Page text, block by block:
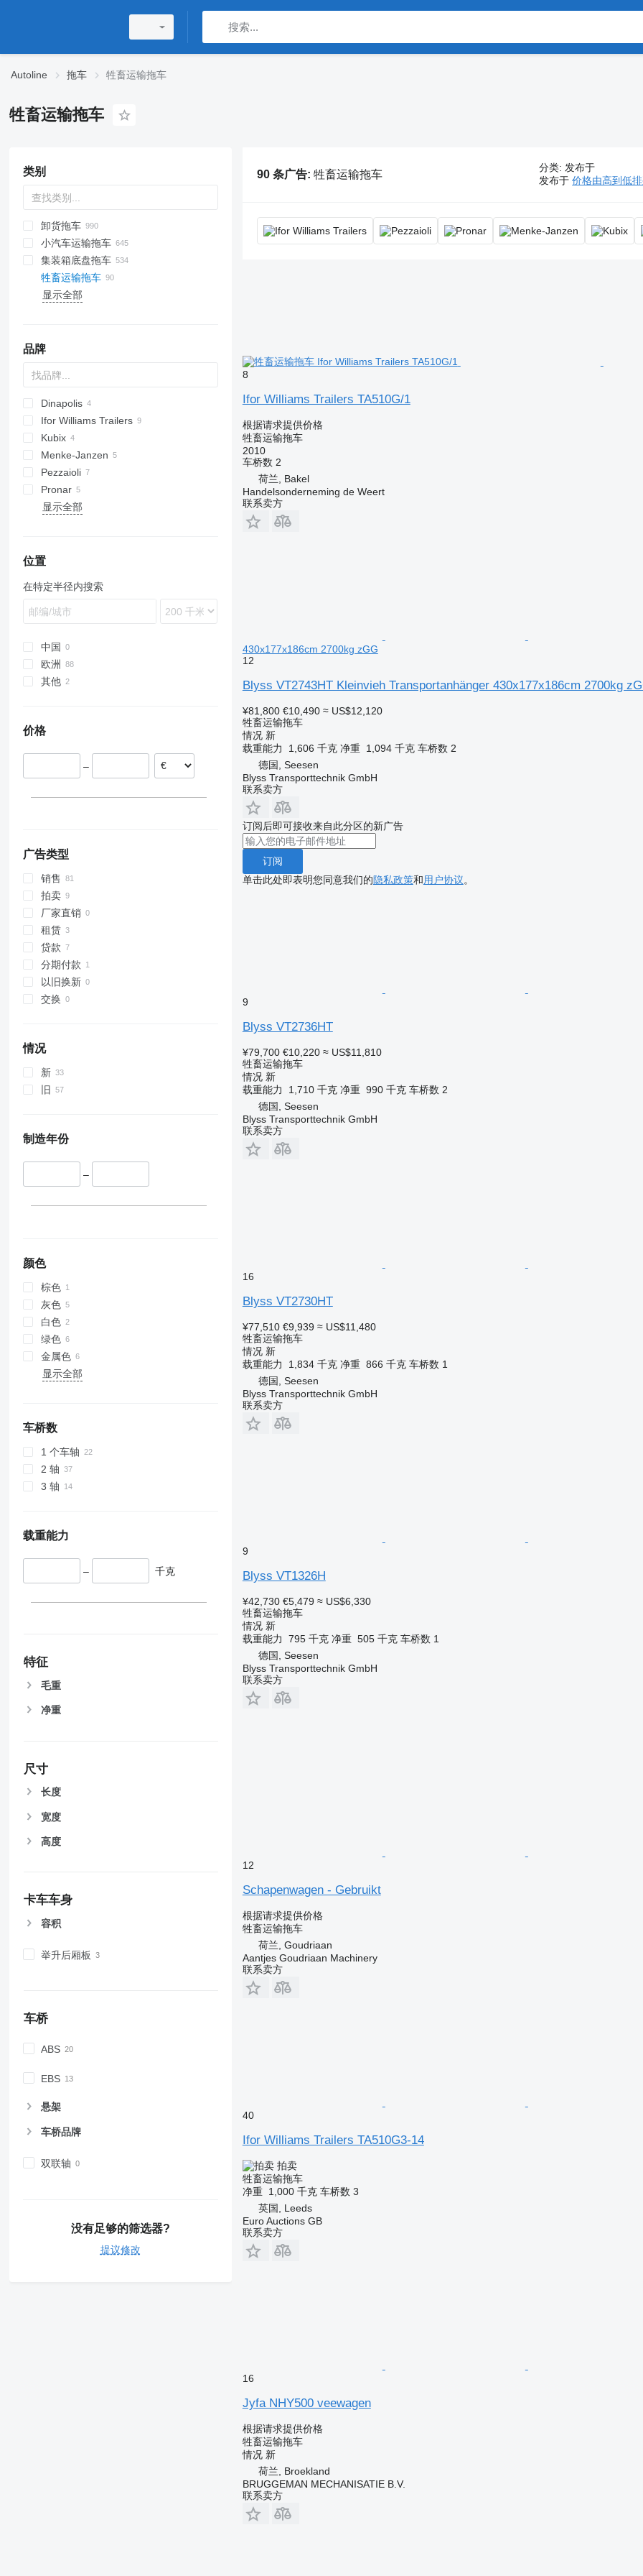
Autoline 拖车 牲畜运输拖车
牲畜运输拖车
类别
卸货拖车
小汽车运输拖车
集装箱底盘拖车
牲畜运输拖车
显示全部
品牌
LVA
Dinapolis
Ifor Williams Trailers
TV
Kubix
Menke-Janzen
Pezzaioli
Pronar
显示全部
位置
在特定半径内搜索
中国
欧洲
瑞典
其他
价格
–
广告类型
销售
拍卖
厂家直销
租赁
贷款
分期付款
以旧换新
交换
情况
新
旧
制造年份
–
颜色
棕色
灰色
白色
绿色
金属色
显示全部
车桥数
1 个车轴
2 轴
3 轴
载重能力
– 千克
特征
毛重
净重
尺寸
长度
宽度
高度
卡车车身
容积
举升后厢板
车桥
ABS
EBS
悬架
车桥品牌
双联轴
没有足够的筛选器?
提议修改
90 条广告: 牲畜运输拖车
分类: 发布于
发布于 价格由高到低
8
Ifor Williams Trailers TA510G/1
根据请求提供价格
牲畜运输拖车
2010
车桥数 2
荷兰, Bakel
Handelsonderneming de Weert
联系卖方
430x177x186cm 2700kg zGG
12
Blyss VT2743HT Kleinvieh Transportanhänger 430x177x186cm 2700kg
¥81,800 €10,490 ≈ US$12,120
牲畜运输拖车
情况新
载重能力
1,606 千克 净重 1,094 千克 车桥数 2
德国, Seesen
Blyss Transporttechnik GmbH
联系卖方
订阅后即可接收来自此分区的新广告
订阅
单击此处即表明您同意我们的隐私政策和用户协议。
9
Blyss VT2736HT
¥79,700 €10,220 ≈ US$11,810
牲畜运输拖车
情况新
载重能力
1,710 千克 净重 990 千克 车桥数 2
德国, Seesen
Blyss Transporttechnik GmbH
联系卖方
16
Blyss VT2730HT
¥77,510 €9,939 ≈ US$11,480
牲畜运输拖车
情况新
载重能力
1,834 千克 净重 866 千克 车桥数 1
德国, Seesen
Blyss Transporttechnik GmbH
联系卖方
9
Blyss VT1326H
¥42,730 €5,479 ≈ US$6,330
牲畜运输拖车
情况新
载重能力
795 千克 净重 505 千克 车桥数 1
德国, Seesen
Blyss Transporttechnik GmbH
联系卖方
12
Schapenwagen - Gebruikt
根据请求提供价格
牲畜运输拖车
荷兰, Goudriaan
Aantjes Goudriaan Machinery
联系卖方
40
Ifor Williams Trailers TA510G3-14
拍卖
牲畜运输拖车
净重 1,000 千克 车桥数 3
英国, Leeds
Euro Auctions GB
联系卖方
16
Jyfa NHY500 veewagen
根据请求提供价格
牲畜运输拖车
情况新
荷兰, Broekland
BRUGGEMAN MECHANISATIE B.V.
联系卖方